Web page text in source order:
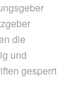
die
und
gesperrt